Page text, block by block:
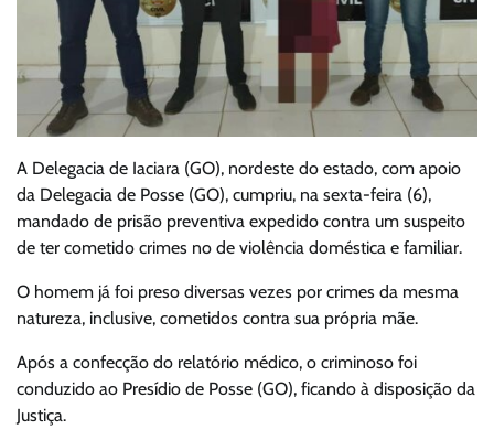
A Delegacia de Iaciara (GO), nordeste do estado, com apoio
da Delegacia de Posse (GO), cumpriu, na sexta-feira (6),
mandado de prisão preventiva expedido contra um suspeito
de ter cometido crimes no de violência doméstica e familiar.
O homem já foi preso diversas vezes por crimes da mesma
natureza, inclusive, cometidos contra sua própria mãe.
Após a confecção do relatório médico, o criminoso foi
conduzido ao Presídio de Posse (GO), ficando à disposição da
Justiça.